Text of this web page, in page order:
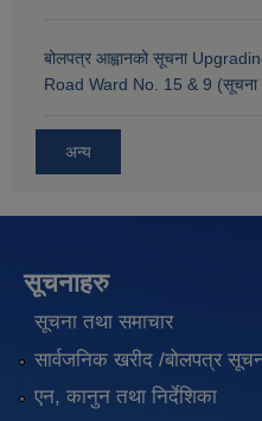
बोलपत्र आह्वानको सूचना
Road Ward No. 15 & 9 (सूचना
अन्य
सूचनाहरु
सूचना तथा समाचार
सार्वजनिक खरीद /बोलपत्र
एन, कानुन तथा निर्देशिका